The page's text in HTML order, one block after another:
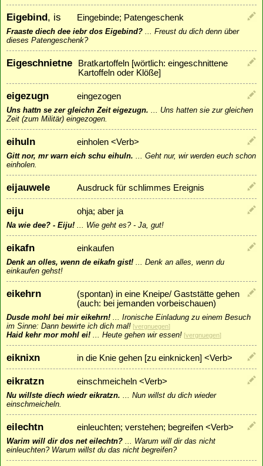
Eigebind, is Eingebinde; Patengeschenk
Fraaste diech dee iebr dos Eigebind? ... Freust du dich denn über
dieses Patengeschenk?
Eigeschnietne
Bratkartoffeln [wörtlich: eingeschnittene
Kartoffeln oder Klöße]
eigezugn eingezogen
Uns hattn se zer gleichn Zeit eigezugn. ... Uns hatten sie zur gleichen
Zeit (zum Militär) eingezogen.
eihuln einholen <Verb>
Gitt nor, mr warn eich schu eihuln. ... Geht nur, wir werden euch schon
einholen.
eijauwele Ausdruck für schlimmes Ereignis
eiju ohja; aber ja
Na wie dee? - Eiju! ... Wie geht es? - Ja, gut!
eikafn einkaufen
Denk an olles, wenn de eikafn gist! ... Denk an alles, wenn du
einkaufen gehst!
eikehrn
(spontan) in eine Kneipe/ Gaststätte gehen
(auch: bei jemanden vorbeischauen)
Dusde mohl bei mir eikehrn! ... Ironische Einladung zu einem Besuch
im Sinne: Dann bewirte ich dich mal! [vergnuegen]
Haid kehr mor mohl ei! ... Heute gehen wir essen! [vergnuegen]
eiknixn in die Knie gehen [zu einknicken] <Verb>
eikratzn einschmeicheln <Verb>
Nu willste diech wiedr eikratzn. ... Nun willst du dich wieder
einschmeicheln.
eilechtn einleuchten; verstehen; begreifen <Verb>
Warim will dir dos net eilechtn? ... Warum will dir das nicht
einleuchten? Warum willst du das nicht begreifen?